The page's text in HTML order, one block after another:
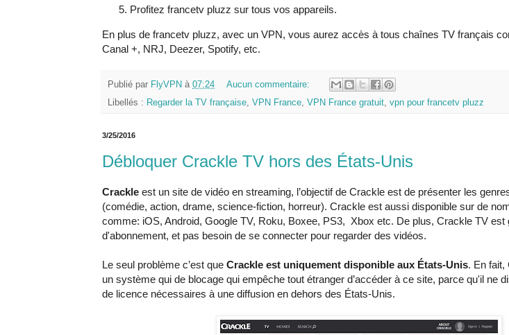
Profitez francetv pluzz sur tous vos appareils.
En plus de francetv pluzz, avec un VPN, vous aurez accès à tous chaînes TV français
Canal +, NRJ, Deezer, Spotify, etc.
Publié par FlyVPN à 07:24
Aucun commentaire:
Libellés : Regarder la TV française, VPN France, VPN France gratuit, vpn pour francetv pluzz
3/25/2016
Débloquer Crackle TV hors des États-Unis
Crackle est un site de vidéo en streaming, l’objectif de Crackle est de présenter les
(comédie, action, drame, science-fiction, horreur). Crackle est aussi disponible sur de
comme: iOS, Android, Google TV, Roku, Boxee, PS3, Xbox etc. De plus, Crackle TV est
d'abonnement, et pas besoin de se connecter pour regarder des vidéos.
Le seul problème c’est que Crackle est uniquement disponible aux États-Unis. En fait,
un système qui de blocage qui empêche tout étranger d’accéder à ce site, parce qu'il ne
de licence nécessaires à une diffusion en dehors des États-Unis.